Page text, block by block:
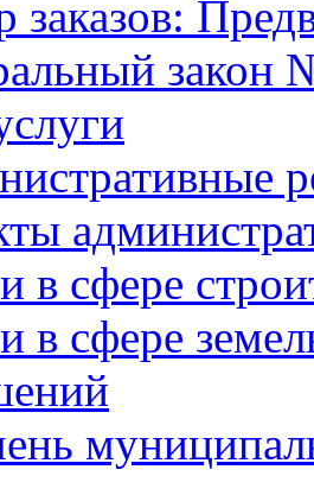
заказов:
закон
в сфере
в сфере